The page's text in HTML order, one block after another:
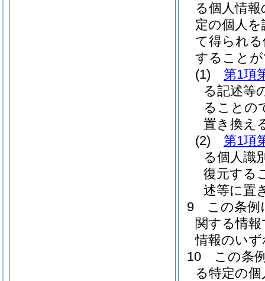
る個人情
定の個人
て得られ
すること
(1)
第1項
る記述等
ることの
置き換え
(2)
第1項
る個人識
復元する
述等に置
9
この条例
関する情
情報のい
10
この条
る特定の